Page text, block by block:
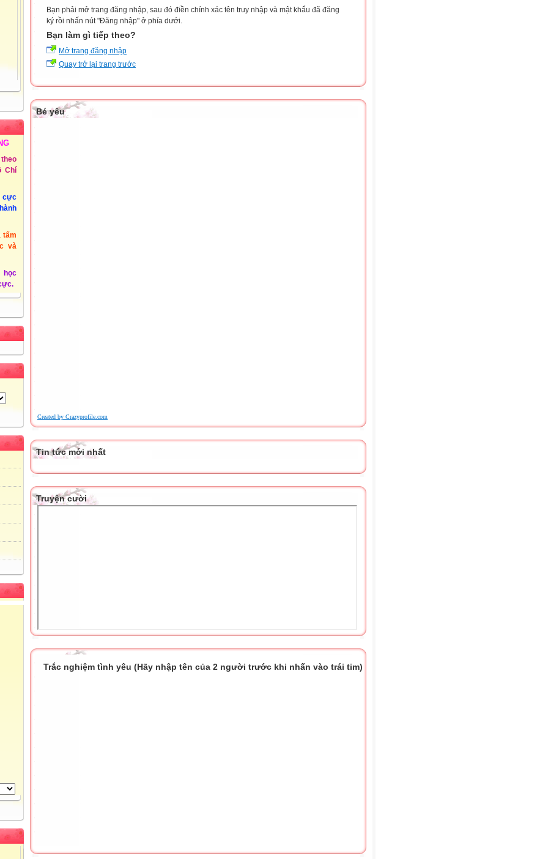
Chí
cực
tấm
và
học
Bạn phải mở trang đăng nhập, sau đó điền chính xác tên truy nhập và mật khẩu đã đăng
ký rồi nhấn nút "Đăng nhập" ở phía dưới.
Bạn làm gì tiếp theo?
Mở trang đăng nhập
Quay trở lại trang trước
Bé yêu
Created by Crazyprofile.com
Tin tức mới nhất
Truyện cười
Trắc nghiệm tình yêu (Hãy nhập tên của 2 người trước khi nhấn vào trái tim)